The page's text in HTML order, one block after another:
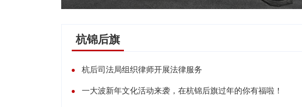
杭锦后旗
杭后司法局组织律师开展法律服务
一大波新年文化活动来袭，在杭锦后旗过年的你有福啦！